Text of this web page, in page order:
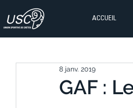
ACCUEIL
GAF :
8 janv. 2019